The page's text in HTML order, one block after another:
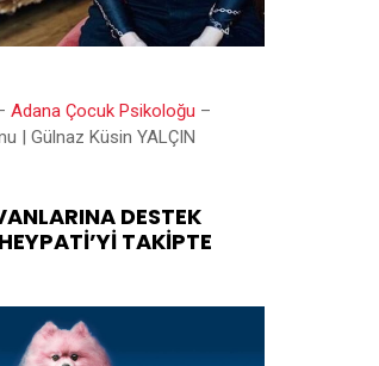
Adana Çocuk Psikoloğu –
| Gülnaz Küsin YALÇIN
DESTEK
TAKIPTE